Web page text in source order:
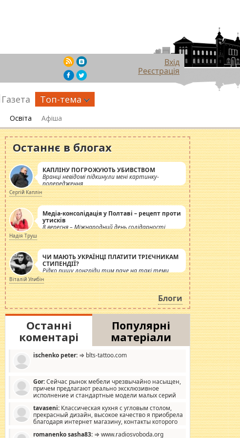
Вхід
Реєстрація
Газета Топ-тема
Освіта Афіша
Останнє в блогах
КАПЛІНУ ПОГРОЖУЮТЬ УБИВСТВОМ
Вранці невідомі підкинули мені картинку-
попередження
Сергій Каплін
Медіа-консолідація у Полтаві – рецепт проти
утисків
8 вересня – Міжнародний день солідарності
журналістів.
Надія Труш
ЧИ МАЮТЬ УКРАЇНЦІ ПЛАТИТИ ТРІЄЧНИКАМ
СТИПЕНДІЇ?
Рідко пишу лонгріди тим паче на такі теми,
але вже просто дістало! Обурюють сьогоднішні
інсенуації навколо стипендіального питання.
Штучно роздувається ще одна соціальна
катастрофа.
Віталій Улибін
Блоги
Останні
коментарі
Популярні
матеріали
ischenko peter: ⇒ blts-tattoo.com
Gor:Сейчас рынок мебели чрезвычайно насыщен,
причем предлагают реально эксклюзивное
исполнение и стандартные модели малых серий
дизайну, мало походит на стандартные формы, в MebelOk,
креативненько и что главное - со вкусом все в порядке,
без ненужных наворотов удорожающих мебель, а это не
tavaseni: Классическая кухня с угловым столом,
прекрасный дизайн, высокое качество я приобрела
благодаря интернет магазину, контакты которого
romanenko sasha83: ⇒ www.radiosvoboda.org